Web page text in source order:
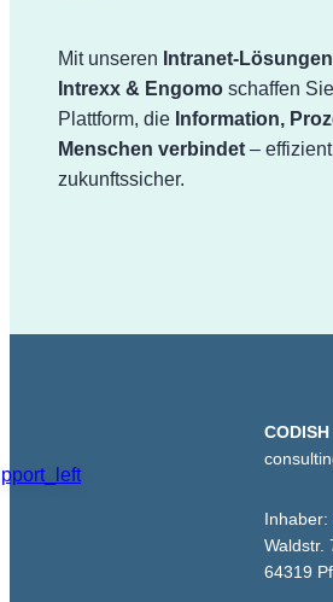
Mit unseren Intranet-
Intrexx & Engomo schaffen
Plattform, die Information,
Menschen verbindet –
zukunftssicher.
CODISH
Inhaber:
Waldstr.
64319